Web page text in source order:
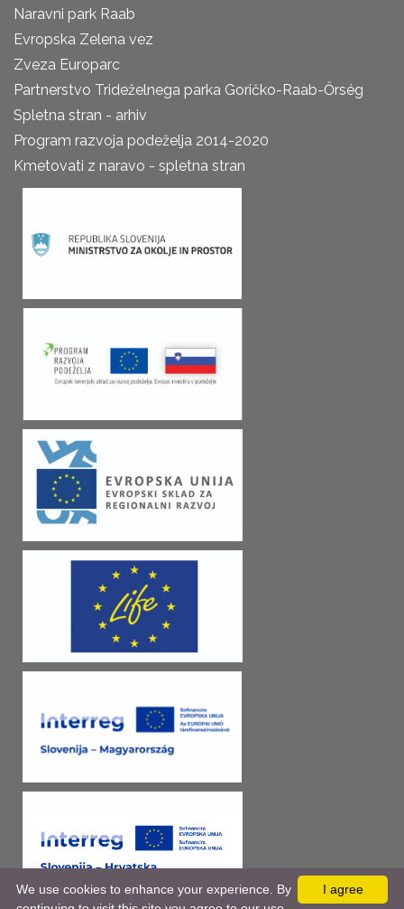
Naravni park Raab
Evropska Zelena vez
Zveza Europarc
Partnerstvo Trideželnega parka Goričko-Raab-Őrség
Spletna stran - arhiv
Program razvoja podeželja 2014-2020
Kmetovati z naravo - spletna stran
I agree
We use cookies to enhance your experience. By